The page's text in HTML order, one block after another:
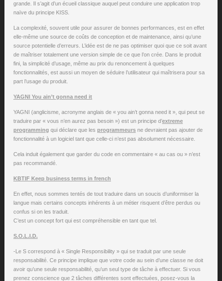
grande. Il s’agit d’un écueil classique auquel peut conduire une application trop
naïve du principe KISS.
La complexité, souvent utile pour assurer de bonnes performances, est en effet
elle-même une source de coûts de conception et de maintenance, ainsi qu’une
source potentielle d’erreurs. L’idée est de ne pas optimiser quoi que ce soit avant
de maîtriser totalement une version simple de ce que l’on crée. Dans le produit
fini, la simplicité d’usage, même au prix du renoncement à quelques
fonctionnalités, est aussi un moyen de séduire l’utilisateur qui maîtrisera pour sa
part l’usage du produit.
YAGNI You ain’t gonna need it
YAGNI (anglicisme, acronyme anglais de « you ain’t gonna need it », qui peut se
traduire par « vous n’en aurez pas besoin ») est un principe d’extreme
programming qui déclare que les programmeurs ne devraient pas ajouter de
fonctionnalité à un logiciel tant que celle-ci n’est pas absolument nécessaire.
Cela induit également que garder du code en commentaire « au cas ou » n’est
pas recommandé.
KBTIF Keep business terms in french
En effet, nous sommes tentés de tout traduire dans un soucis d’uniformiser la
langue mais certains concepts inhérents à un métier risquent d’être perdus ou
confus si on les traduit.
C’est un concept fort qui est compréhensible en tant que tel.
S.O.L.I.D.
-Le S correspond à « Single Responsibility » qui se traduit par une seule
responsabilité. Ce principe implique que votre code au sein d’une classe ne doit
avoir qu’une seule responsabilité, qu’un seul type de tâche à effectuer. Si vous
prenez conscience que 2 tâches différentes sont effectuées, posez-vous la